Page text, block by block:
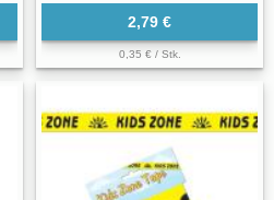
2,79 €
0,35 € / Stk.